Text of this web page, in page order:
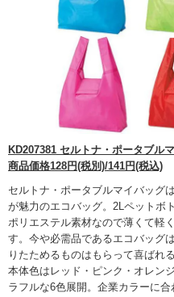
KD207381 セルトナ・ポータブル
商品価格128円(税別)/141円(税込)
セルトナ・ポータブルマイバッグ
が魅力のエコバッグ。2Lペットボ
ポリエステル素材なので薄くて軽
す。今や必需品であるエコバッグ
りたためるものはもらって喜ばれ
本体色はレッド・ピンク・オレン
ラフルな6色展開。企業カラーに